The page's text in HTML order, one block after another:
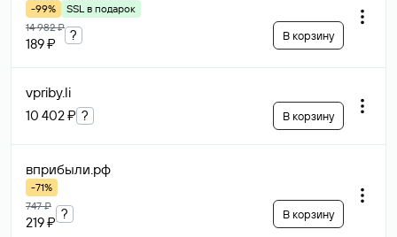
-99%
SSL в подарок
14 982 ₽
189 ₽
? В корзину
vpriby.li
10 402 ₽ ? В корзину
вприбыли.рф
-71%
747 ₽
219 ₽
? В корзину